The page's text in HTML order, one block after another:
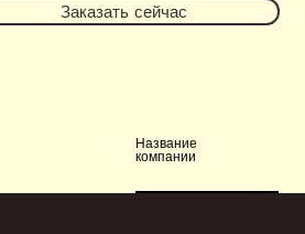
Заказать сейчас
Название
компании